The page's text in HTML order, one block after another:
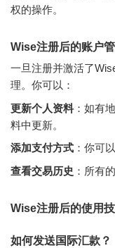
权的操作。
Wise注册后的账户
一旦注册并激活了
理。你可以：
更新个人资料 ：如有
料中更新。
添加支付方式 ：你可
查看交易历史 ：所有
Wise注册后的使用
如何发送国际汇款？